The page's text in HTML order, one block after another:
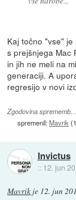
Kaj točno "vse"
s prejšnjega Mac
in jih ne meli na
generaciji. A
regresijo v novi
Zgodovina sprememb…
spremenil:Mavrik(
Invictus
:: 12. jun
Mavrik je 12. jun